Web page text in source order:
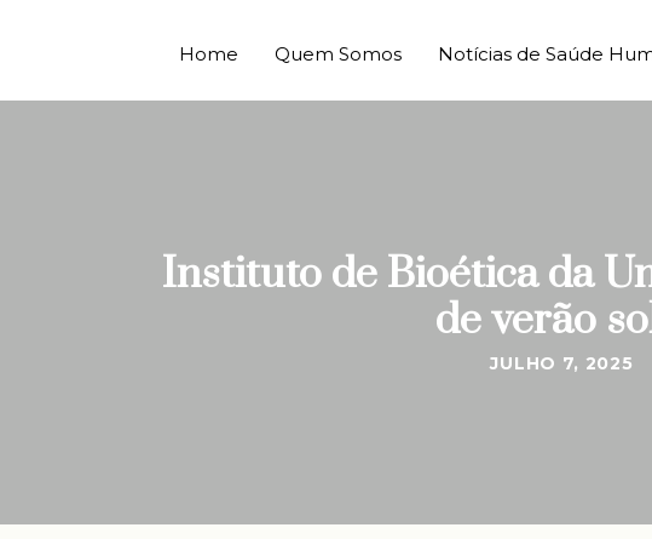
Home Quem Somos Notícias de Saúde
Instituto de Bioética da
de verão
JULHO 7, 2025